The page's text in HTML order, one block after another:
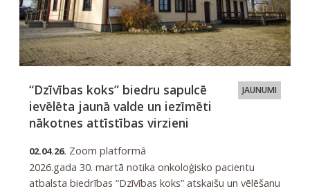
JAUNUMI
“Dzīvības koks” biedru sapulcē
ievēlēta jaunā valde un iezīmēti
nākotnes attīstības virzieni
02.04.26. Zoom platformā
2026.gada 30. martā notika onkoloģisko pacientu
atbalsta biedrības “Dzīvības koks” atskaišu un vēlēšanu